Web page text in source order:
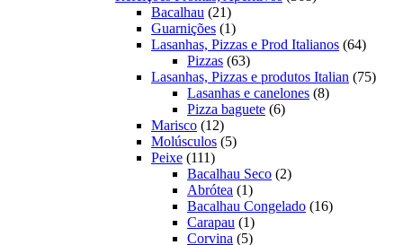
Bacalhau 2121
produtos
Guarnições 11
produto
Lasanhas, Pizzas e Prod Italianos 6464
Pizzas 6363
produtos
Lasanhas, Pizzas e produtos Italian 7575
Lasanhas e canelones 88
Pizza baguete 66
Marisco 1212
produtos
Molúsculos 55
Peixe 111111
produtos
Bacalhau Seco 22
Abrótea 11
produto
Bacalhau Congelado 1616
Carapau 11
produto
Corvina 55